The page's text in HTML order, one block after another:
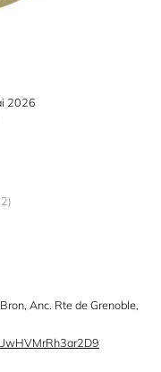
2026
Anc. Rte de Grenoble,